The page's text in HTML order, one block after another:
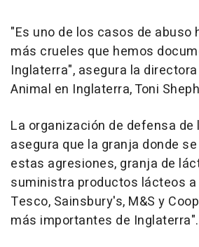
"Es uno de los casos de abuso
más crueles que hemos
Inglaterra", asegura la
Animal en Inglaterra, Toni
La organización de defensa de
asegura que la granja donde
estas agresiones, granja de
suministra productos lácteos
Tesco, Sainsbury's, M&S y
más importantes de Inglaterra".